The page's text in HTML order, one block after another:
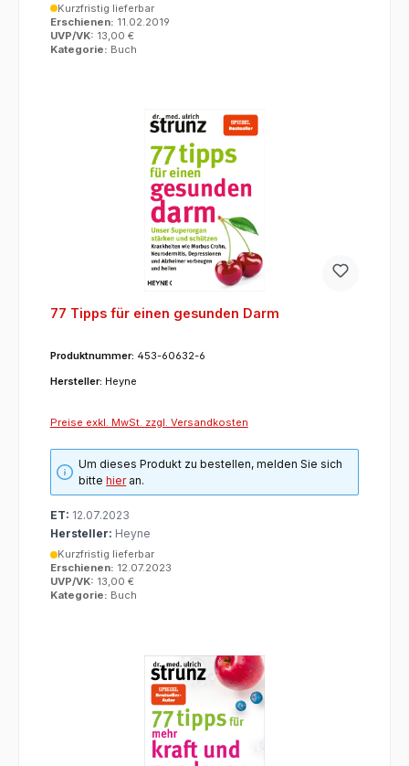
Kurzfristig lieferbar
Erschienen: 11.02.2019
UVP/VK: 13,00 €
Kategorie: Buch
77 Tipps für einen gesunden Darm
Produktnummer: 453-60632-6
Hersteller: Heyne
Preise exkl. MwSt. zzgl. Versandkosten
Um dieses Produkt zu bestellen, melden Sie sich
bittehieran.
ET: 12.07.2023
Hersteller: Heyne
Kurzfristig lieferbar
Erschienen: 12.07.2023
UVP/VK: 13,00 €
Kategorie: Buch